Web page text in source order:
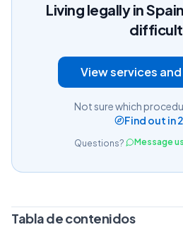
Living legally in
View services
Not sure which
Find out in
Questions? Message
Tabla de contenidos